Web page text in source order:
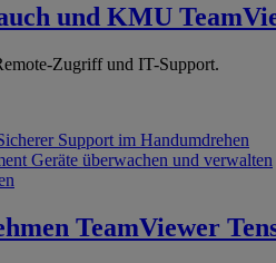
und KMU
Zugriff und IT-Support.
Support im Handumdrehen
Geräte überwachen und verwalten
TeamViewer